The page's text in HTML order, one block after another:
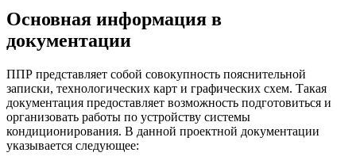
Основная информация в
документации
ППР представляет собой совокупность пояснительной
записки, технологических карт и графических схем. Такая
документация предоставляет возможность подготовиться и
организовать работы по устройству системы
кондиционирования. В данной проектной документации
указывается следующее: